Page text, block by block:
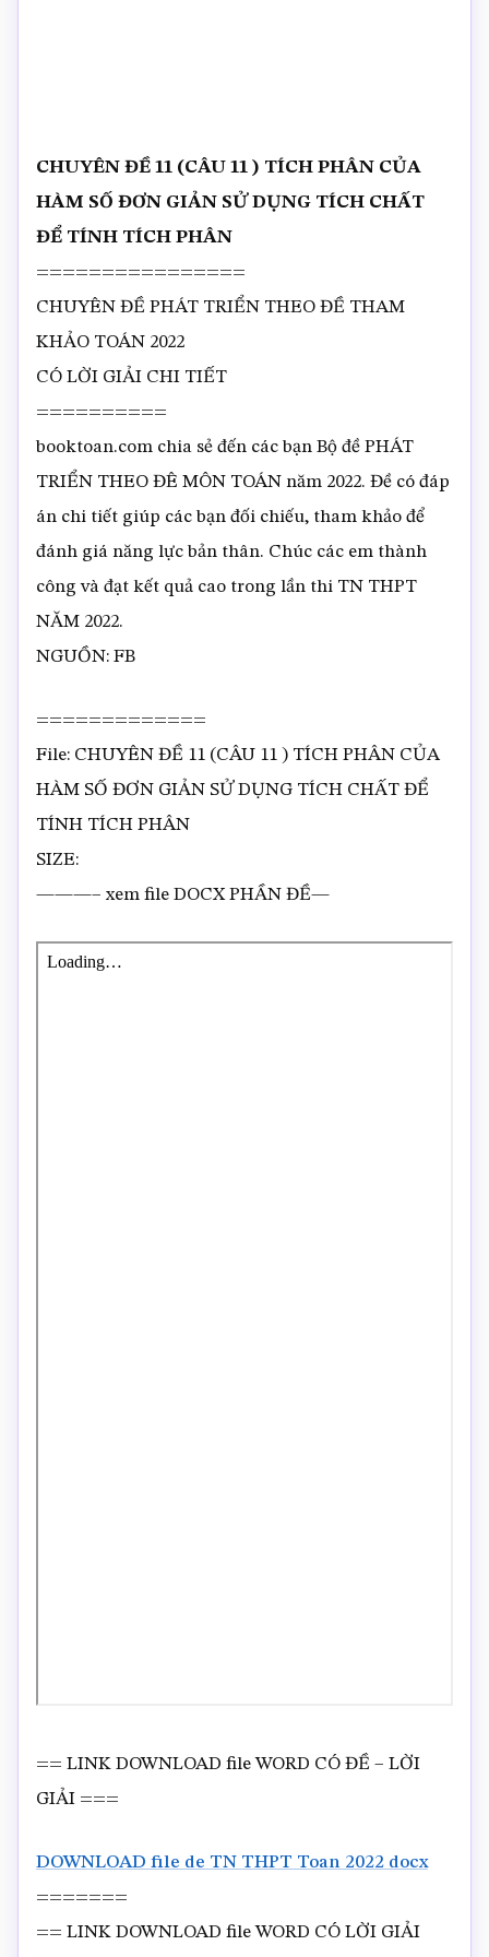
CHUYÊN ĐỀ 11 (CÂU 11 ) TÍCH PHÂN CỦA
HÀM SỐ ĐƠN GIẢN SỬ DỤNG TÍCH CHẤT
ĐỂ TÍNH TÍCH PHÂN
================
CHUYÊN ĐỀ PHÁT TRIỂN THEO ĐỀ THAM
KHẢO TOÁN 2022
CÓ LỜI GIẢI CHI TIẾT
==========
booktoan.com chia sẻ đến các bạn Bộ đề PHÁT
TRIỂN THEO ĐÊ MÔN TOÁN năm 2022. Đề có đáp
án chi tiết giúp các bạn đối chiếu, tham khảo để
đánh giá năng lực bản thân. Chúc các em thành
công và đạt kết quả cao trong lần thi TN THPT
NĂM 2022.
NGUỒN: FB
=============
File: CHUYÊN ĐỀ 11 (CÂU 11 ) TÍCH PHÂN CỦA
HÀM SỐ ĐƠN GIẢN SỬ DỤNG TÍCH CHẤT ĐỂ
TÍNH TÍCH PHÂN
SIZE:
———– xem file DOCX PHẦN ĐỀ—
== LINK DOWNLOAD file WORD CÓ ĐỀ – LỜI
GIẢI ===
DOWNLOAD file de TN THPT Toan 2022 docx
=======
== LINK DOWNLOAD file WORD CÓ LỜI GIẢI